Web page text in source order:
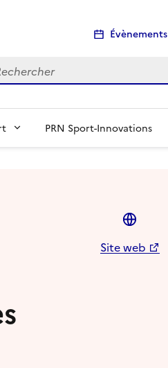
Évènements
PRN Sport-Innovations
Site web